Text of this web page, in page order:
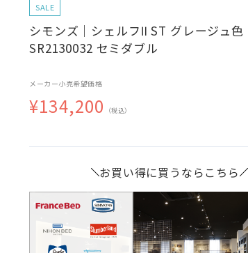
SALE
シモンズ｜シェルフⅡ ST グレージュ色
SR2130032 セミダブル
メーカー小売希望価格
¥134,200 （税込）
お買い得に買うならこちら